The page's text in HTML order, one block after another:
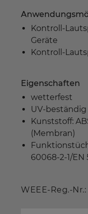
Kontroll-
Geräte
Kontroll-
Eigenschaften
wetterfest
UV-beständig
Kunststoff:
(Membran)
60068-2-1/EN
WEEE-Reg.-